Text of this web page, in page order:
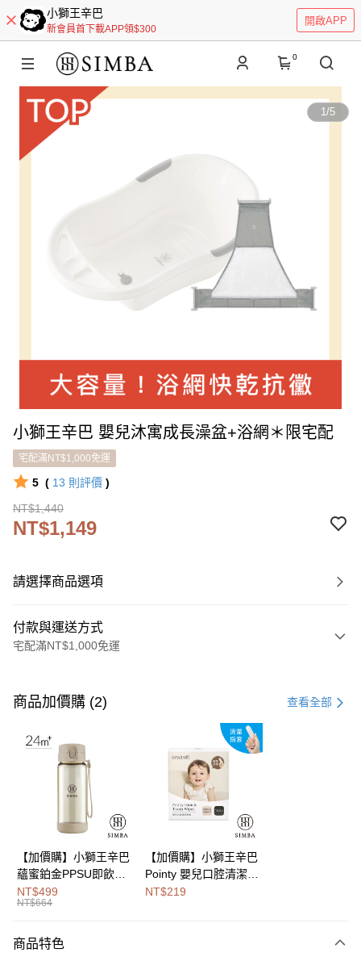
小獅王辛巴
新會員首下載APP領$300
開啟APP
0
1/5
小獅王辛巴 嬰兒沐寓成長澡盆+浴網＊限宅配
宅配滿NT$1,000免運
5 ( 13 則評價 )
NT$1,440
NT$1,149
請選擇商品選項
付款與運送方式
宅配滿NT$1,000免運
信用卡一次付款
Apple Pay
Google Pay
全盈+PAY
大哥付你分期
【大哥付你分期使用說明】
商品加價購 (2) 查看全部
【加價購】小獅王辛巴
蘊蜜鉑金PPSU即飲水
壺400ml
NT$499
NT$664
【加價購】小獅王辛巴
Pointy 嬰兒口腔清潔指
套 (100入)
NT$219
商品特色